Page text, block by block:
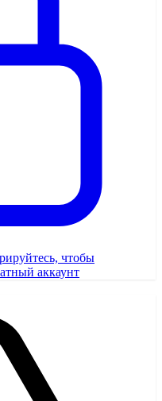
чтобы
аккаунт